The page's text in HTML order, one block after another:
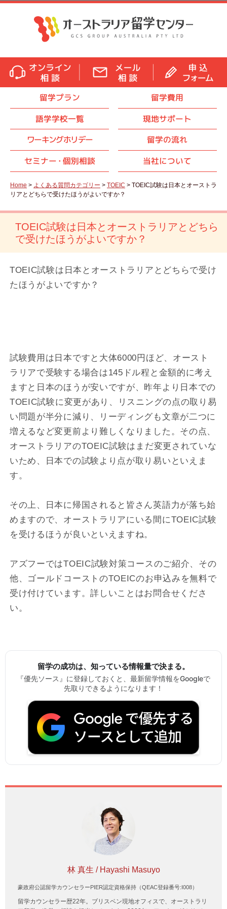
留学プラン
留学費用
語学学校一覧
現地サポート
ワーキングホリデー
留学の流れ
セミナー・ 個別相談 当社について
Home > よくある質問カテゴリー > TOEIC > TOEIC試験は日本とオーストラ
リアとどちらで受けたほうがよいですか？
TOEIC試験は日本とオーストラリアとどちら
で受けたほうがよいですか？
TOEIC試験は日本とオーストラリアとどちらで受け
たほうがよいですか？
試験費用は日本ですと大体6000円ほど、オースト
ラリアで受験する場合は145ドル程と金額的に考え
ますと日本のほうが安いですが、昨年より日本での
TOEIC試験に変更があり、リスニングの点の取り易
い問題が半分に減り、リーディングも文章が二つに
増えるなど変更前より難しくなりました。その点、
オーストラリアのTOEIC試験はまだ変更されていな
いため、日本での試験より点が取り易いといえま
す。
その上、日本に帰国されると皆さん英語力が落ち始
めますので、オーストラリアにいる間にTOEIC試験
を受けるほうが良いといえますね。
アズフーではTOEIC試験対策コースのご紹介、その
他、ゴールドコーストのTOEICのお申込みを無料で
受け付けています。詳しいことはお問合せくださ
い。
留学の成功は、知っている情報量で決まる。
『優先ソース』に登録しておくと、最新留学情報をGoogleで
先取りできるようになります！
林 真生 / Hayashi Masuyo
豪政府公認留学カウンセラーPIER認定資格保持（QEAC登録番号:I008）
留学カウンセラー歴22年。ブリスベン現地オフィスで、オーストラリ